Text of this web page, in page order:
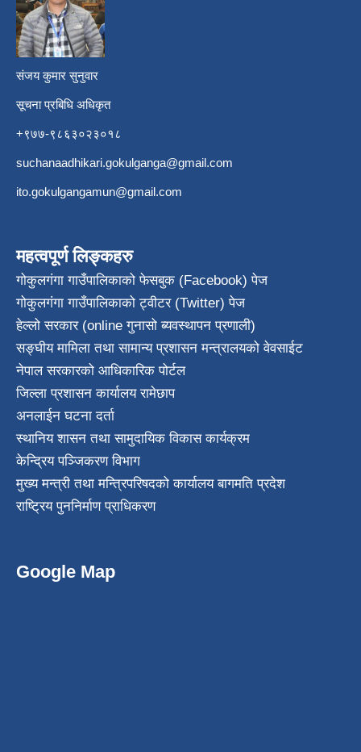
संजय कुमार सुनुवार
सूचना प्रबिधि अधिकृत
+९७७-९८६३०२३०१८
suchanaadhikari.gokulganga@gmail.com
ito.gokulgangamun@gmail.com
महत्वपूर्ण लिङ्कहरु
गोकुलगंगा गाउँपालिकाको फेसबुक (Facebook) पेज
गोकुलगंगा गाउँपालिकाको ट्वीटर (Twitter) पेज
हेल्लो सरकार (online गुनासो ब्यवस्थापन प्रणाली)
सङ्घीय मामिला तथा सामान्य प्रशासन मन्त्रालयको वेवसाईट
नेपाल सरकारको आधिकारिक पोर्टल
जिल्ला प्रशासन कार्यालय रामेछाप
अनलाईन घटना दर्ता
स्थानिय शासन तथा सामुदायिक विकास कार्यक्रम
केन्द्रिय पञ्जिकरण विभाग
मुख्य मन्त्री तथा मन्त्रिपरिषदको कार्यालय बागमति प्रदेश
राष्ट्रिय पुननिर्माण प्राधिकरण
Google Map